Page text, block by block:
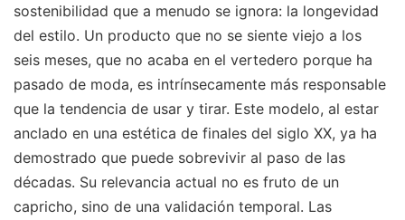
sostenibilidad que a menudo se ignora: la longevidad
del estilo. Un producto que no se siente viejo a los
seis meses, que no acaba en el vertedero porque ha
pasado de moda, es intrínsecamente más responsable
que la tendencia de usar y tirar. Este modelo, al estar
anclado en una estética de finales del siglo XX, ya ha
demostrado que puede sobrevivir al paso de las
décadas. Su relevancia actual no es fruto de un
capricho, sino de una validación temporal. Las